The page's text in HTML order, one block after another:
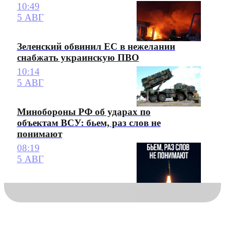
10:49
5 АВГ
Зеленский обвинил ЕС в нежелании
снабжать украинскую ПВО
10:14
5 АВГ
Минобороны РФ об ударах по
объектам ВСУ: бьем, раз слов не
понимают
08:19
5 АВГ